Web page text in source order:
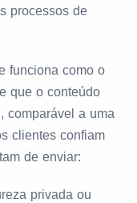
processos de
funciona como o
que o conteúdo
comparável a uma
clientes confiam
de enviar:
privada ou